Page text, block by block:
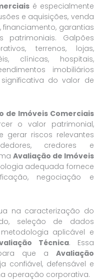
é especialmente
e aquisições, venda
financiamento, garantias
patrimoniais. Galpões
terrenos, lojas,
clínicas, hospitais,
imobiliários
do valor de
de Imóveis Comerciais
o valor patrimonial,
gerar riscos relevantes
credores e
Avaliação de Imóveis
adequada fornece
negociação e
na caracterização do
seleção de dados
aplicável e
Técnica. Essa
que a Avaliação
confiável, defensável e
operação corporativa.